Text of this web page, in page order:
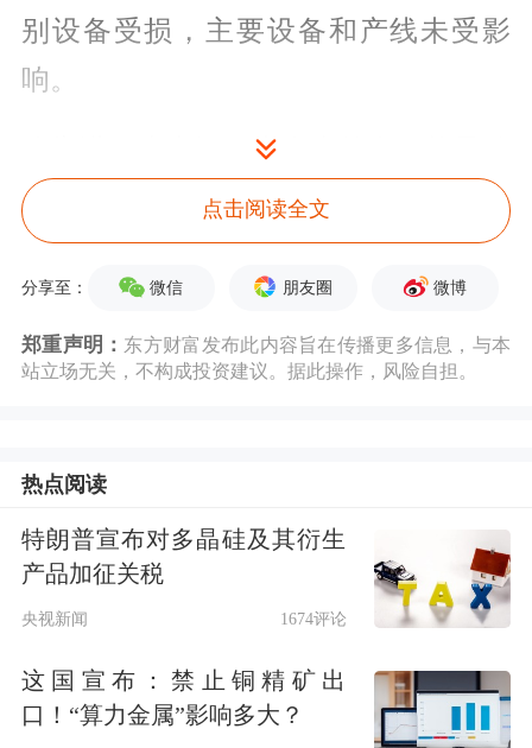
别设备受损，主要设备和产线未受影
响。
公告进一步表示，本次事件有可能导致
泰利森第三期化学级锂精矿工厂爬产进
度受到一定程度影响，具体影响待进一
步评估后确定。
点击阅读全文
分享至： 微信 朋友圈 微博
郑重声明： 东方财富发布此内容旨在传播更多信息，与本
站立场无关，不构成投资建议。据此操作，风险自担。
热点阅读
特朗普宣布对多晶硅及其衍生
产品加征关税
央视新闻 1674评论
这国宣布：禁止铜精矿出
口！“算力金属”影响多大？